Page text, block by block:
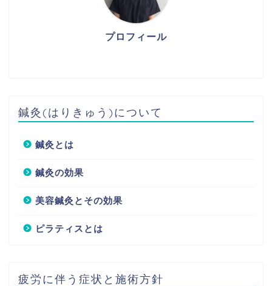
プロフィール
鍼灸(はりきゅう)について
鍼灸とは
鍼灸の効果
美容鍼灸とその効果
ピラティスとは
疲労に伴う症状と施術方針